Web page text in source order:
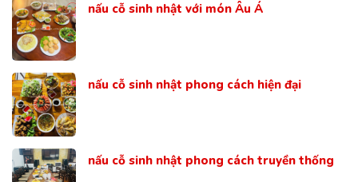
nấu cỗ sinh nhật với món Âu Á
nấu cỗ sinh nhật phong cách hiện đại
nấu cỗ sinh nhật phong cách truyền thống